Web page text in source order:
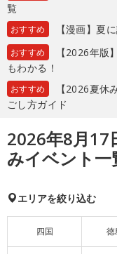
覧
おすすめ 【漫画】夏
おすすめ
【2026年版
もわかる！
おすすめ
【2026夏休
ごし方ガイド
2026年8月17
みイベント一
エリアを絞り込む
四国 徳